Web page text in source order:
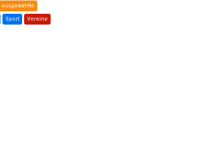
ausgewählte
Sport Vereine